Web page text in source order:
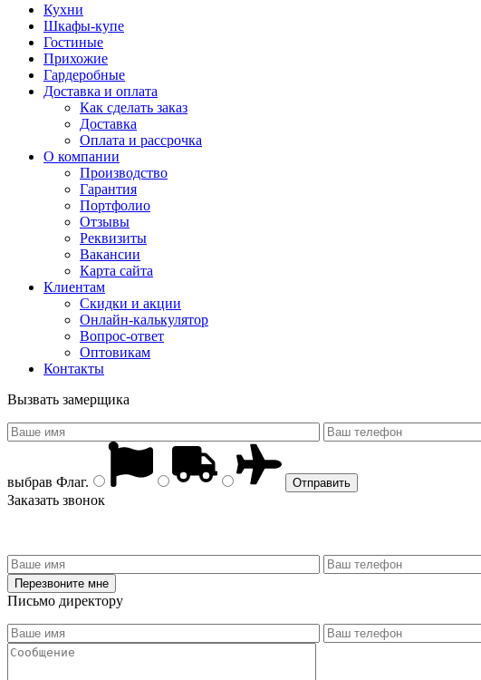
Кухни
Шкафы-купе
Гостиные
Прихожие
Гардеробные
Доставка и оплата
Как сделать заказ
Доставка
Оплата и рассрочка
О компании
Производство
Гарантия
Портфолио
Отзывы
Реквизиты
Вакансии
Карта сайта
Клиентам
Скидки и акции
Онлайн-калькулятор
Вопрос-ответ
Оптовикам
Контакты
Вызвать замерщика
выбрав Флаг.
Заказать звонок
Письмо директору